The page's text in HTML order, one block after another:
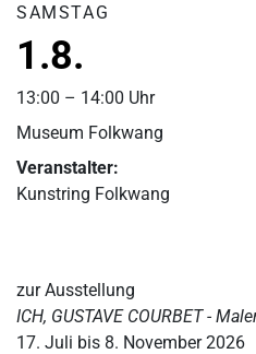
SAMSTAG
1.8.
13:00 – 14:00 Uhr
Museum Folkwang
Veranstalter:
Kunstring Folkwang
zur Ausstellung
ICH, GUSTAVE COURBET -
17. Juli bis 8. November 2026